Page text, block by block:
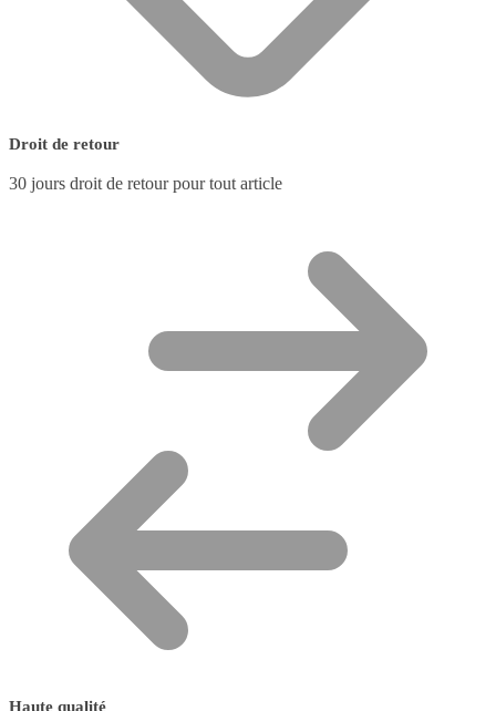
Droit de retour
30 jours droit de retour pour tout article
Haute qualité